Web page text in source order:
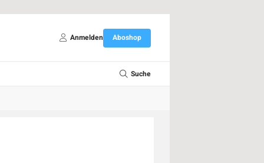
Anmelden Aboshop
Suche